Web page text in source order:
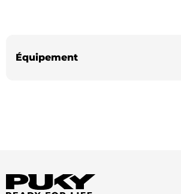
Équipement